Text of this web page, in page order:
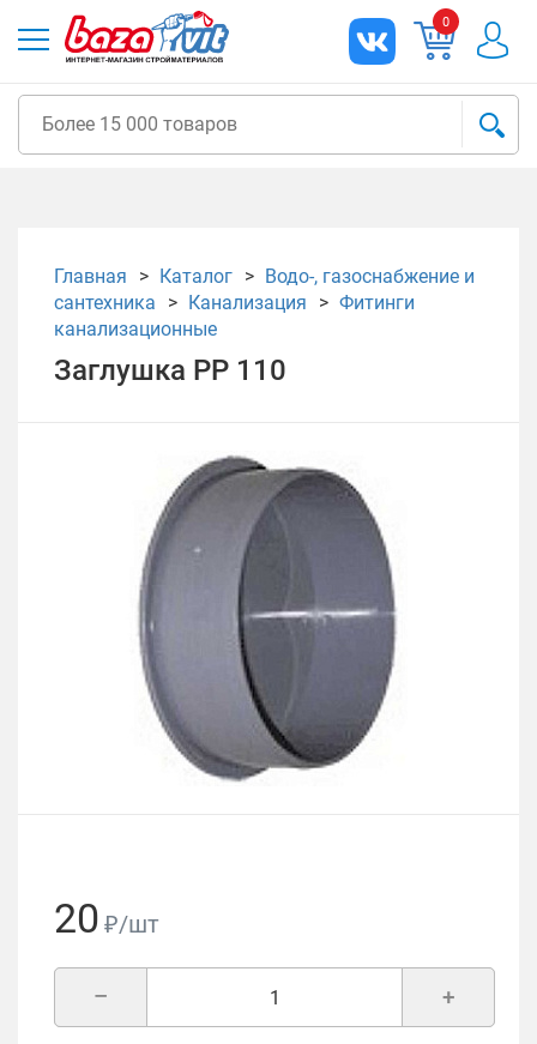
0
Главная Каталог
Водо-, газоснабжение и
сантехника
Канализация
Фитинги
канализационные
Заглушка РР 110
20 ₽/шт
+
–